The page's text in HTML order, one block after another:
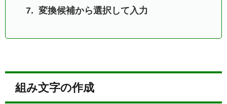
変換候補から選択して入力
組み文字の作成